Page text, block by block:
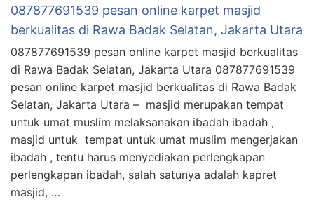
087877691539 pesan online karpet masjid
berkualitas di Rawa Badak Selatan, Jakarta Utara
087877691539 pesan online karpet masjid berkualitas
di Rawa Badak Selatan, Jakarta Utara 087877691539
pesan online karpet masjid berkualitas di Rawa Badak
Selatan, Jakarta Utara – masjid merupakan tempat
untuk umat muslim melaksanakan ibadah ibadah ,
masjid untuk tempat untuk umat muslim mengerjakan
ibadah , tentu harus menyediakan perlengkapan
perlengkapan ibadah, salah satunya adalah kapret
masjid, …